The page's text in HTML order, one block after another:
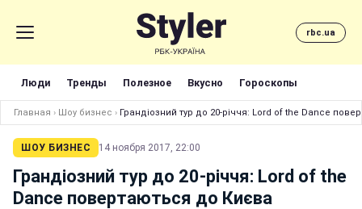
rbc.ua
Люди Тренды Полезное Вкусно Гороскопы
Главная › Шоу бизнес › Грандіозний тур до 20-річчя: Lord of the Dance
ШОУ БИЗНЕС 14 ноября 2017, 22:00
Грандіозний тур до 20-річчя: Lord of the
Dance повертаються до Києва